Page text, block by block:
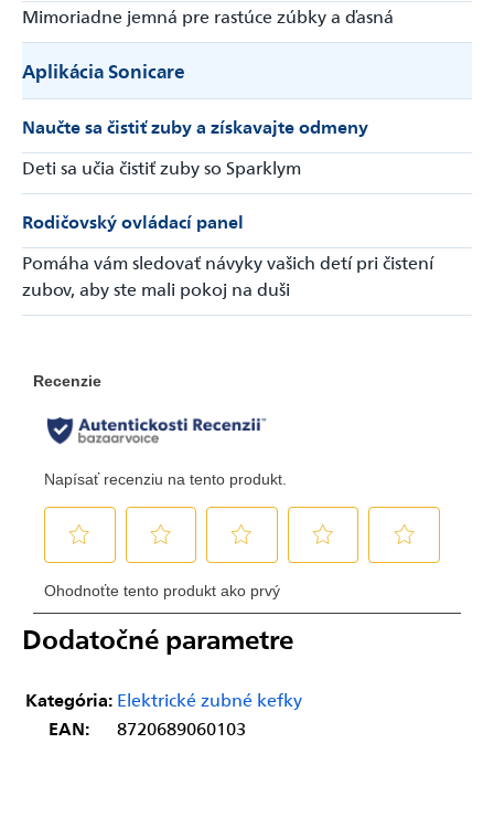
Mimoriadne jemná pre rastúce zúbky a ďasná
Aplikácia Sonicare
Naučte sa čistiť zuby a získavajte odmeny
Deti sa učia čistiť zuby so Sparklym
Rodičovský ovládací panel
Pomáha vám sledovať návyky vašich detí pri čistení
zubov, aby ste mali pokoj na duši
Dodatočné parametre
Kategória: Elektrické zubné kefky
EAN: 8720689060103